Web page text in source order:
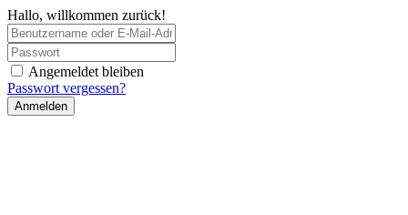
Hallo, willkommen zurück!
Angemeldet bleiben
Passwort vergessen?
Anmelden